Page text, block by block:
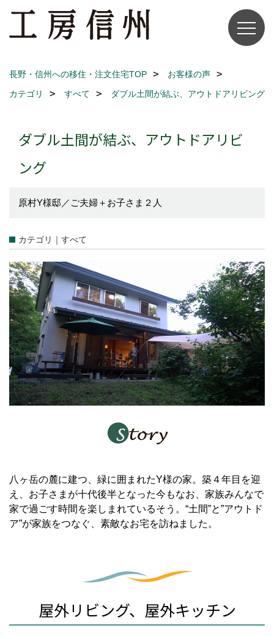
長野・信州への移住・注文住宅TOP
お客様の声
カテゴリ
すべて ダブル土間が結ぶ、アウトドアリビング
ダブル土間が結ぶ、アウトドアリビ
ング
原村Y様邸／ご夫婦＋お子さま２人
カテゴリ｜すべて
八ヶ岳の麓に建つ、緑に囲まれたY様の家。築４年目を迎
え、お子さまが十代後半となった今もなお、家族みんなで
家で過ごす時間を楽しまれているそう。“土間”と”アウトド
ア”が家族をつなぐ、素敵なお宅を訪ねました。
屋外リビング、屋外キッチン